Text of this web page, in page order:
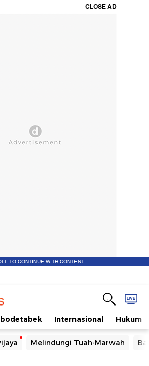
CLOSE AD
TO CONTINUE WITH CONTENT
Internasional Hukum
Melindungi Tuah-Marwah